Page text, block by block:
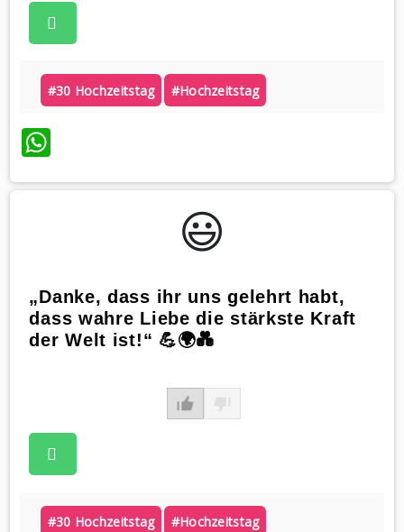
#30 Hochzeitstag #hochzeitstag
WhatsApp
😃️
„Danke, dass ihr uns gelehrt habt,
dass wahre Liebe die stärkste Kraft
der Welt ist!“ 💪🌍💑
#30 Hochzeitstag #hochzeitstag